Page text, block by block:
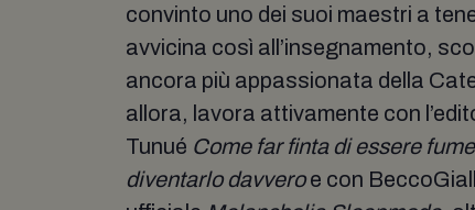
convinto uno dei suoi maestri a
avvicina così all’insegnamento,
ancora più appassionata della
allora, lavora attivamente con
Tunué Come far finta di essere
diventarlo davveroe con